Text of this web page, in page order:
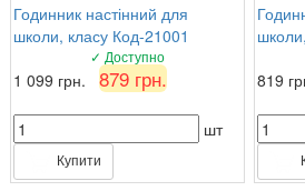
Годинник настінний для
школи, класу Код-21001
✓ Доступно
1 099 грн. 879 грн.
шт
Купити
819